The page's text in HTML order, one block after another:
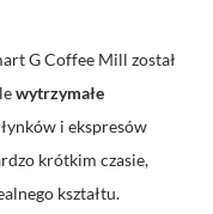
GCoffee Mill został
wytrzymałe
i ekspresów
krótkim czasie,
kształtu.